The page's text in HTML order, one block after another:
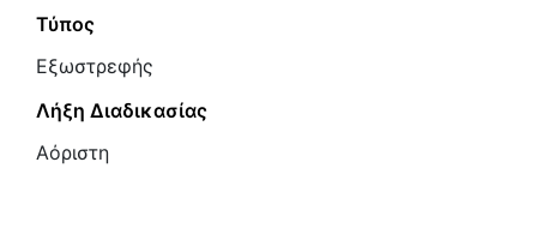
Τύπος
Εξωστρεφής
Λήξη Διαδικασίας
Αόριστη